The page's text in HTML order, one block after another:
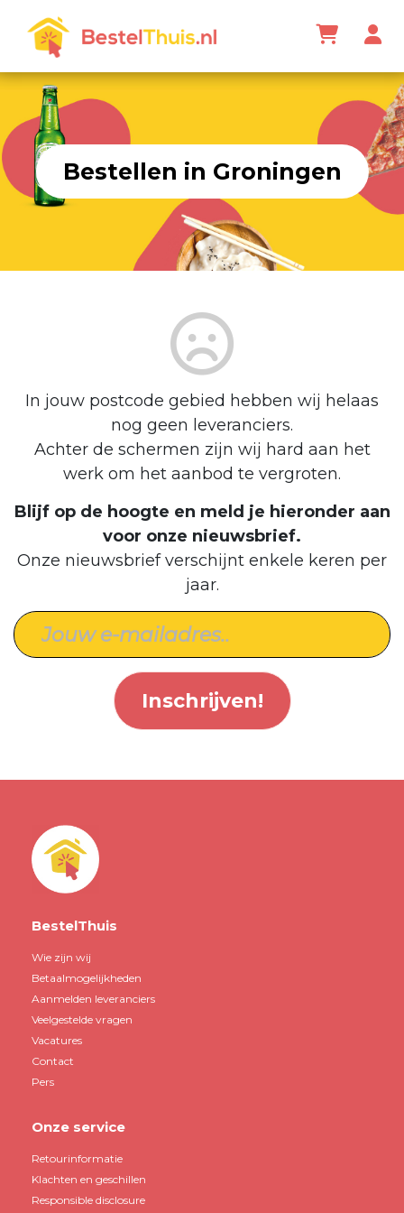
Bestellen in Groningen
In jouw postcode gebied hebben wij helaas
nog geen leveranciers.
Achter de schermen zijn wij hard aan het
werk om het aanbod te vergroten.
Blijf op de hoogte en meld je hieronder aan
voor onze nieuwsbrief.
Onze nieuwsbrief verschijnt enkele keren per
jaar.
Inschrijven!
BestelThuis
Wie zijn wij
Betaalmogelijkheden
Aanmelden leveranciers
Veelgestelde vragen
Vacatures
Contact
Pers
Onze service
Retourinformatie
Klachten en geschillen
Responsible disclosure